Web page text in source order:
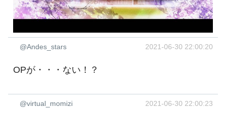
@Andes_stars 2021-06-30 22:00:20
OPが・・・ない！？
@virtual_momizi 2021-06-30 22:00:23